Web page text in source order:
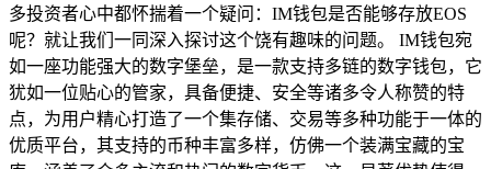
多投资者心中都怀揣着一个疑问：IM钱包是否能够存放EOS
呢？就让我们一同深入探讨这个饶有趣味的问题。 IM钱包宛
如一座功能强大的数字堡垒，是一款支持多链的数字钱包，它
犹如一位贴心的管家，具备便捷、安全等诸多令人称赞的特
点，为用户精心打造了一个集存储、交易等多种功能于一体的
优质平台，其支持的币种丰富多样，仿佛一个装满宝藏的宝